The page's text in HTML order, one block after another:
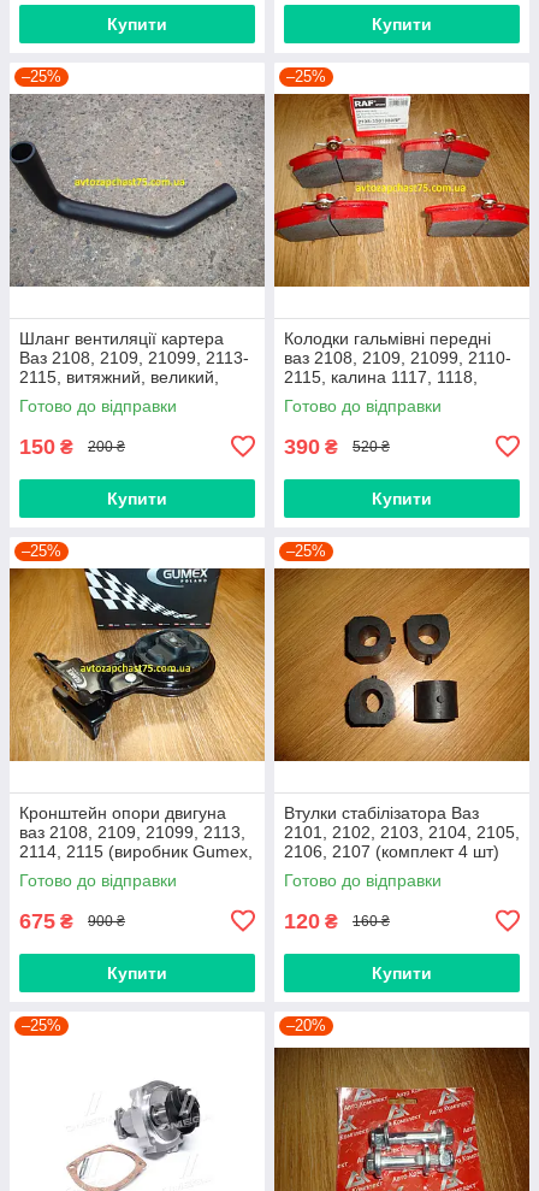
Купити Купити
–25%
Шланг вентиляції картера
Ваз 2108, 2109, 21099, 2113-
2115, витяжний, великий,
нижній
Готово до відправки
150 ₴ 200 ₴
Купити
–25%
Колодки гальмівні передні
ваз 2108, 2109, 21099, 2110-
2115, калина 1117, 1118,
1119, приора 2170 (Raf,
Латвія)
Готово до відправки
390 ₴ 520 ₴
Купити
–25%
Кронштейн опори двигуна
ваз 2108, 2109, 21099, 2113,
2114, 2115 (виробник Gumex,
Польща)
Готово до відправки
675 ₴ 900 ₴
Купити
–25%
Втулки стабілізатора Ваз
2101, 2102, 2103, 2104, 2105,
2106, 2107 (комплект 4 шт)
виробник Gumex, Польща
Готово до відправки
120 ₴ 160 ₴
Купити
–25% –20%